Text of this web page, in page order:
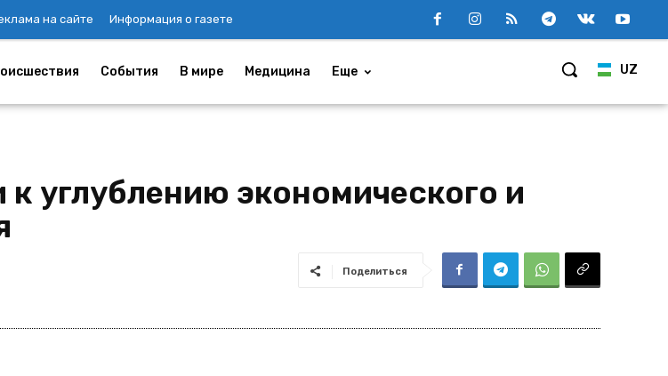
на сайте Информация о газете
UZ
События В мире Медицина Еще
углублению экономического и
Поделиться